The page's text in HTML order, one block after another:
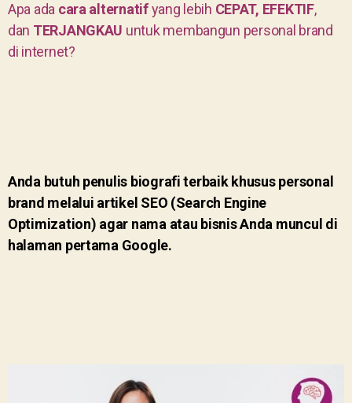
Apa ada cara alternatifyang lebih CEPAT, EFEKTIF,
dan TERJANGKAU untuk membangun personal brand
di internet?
Anda butuh penulis biografi terbaik khusus personal
brand melalui artikel SEO (Search Engine
Optimization) agar nama atau bisnis Anda muncul di
halaman pertama Google.